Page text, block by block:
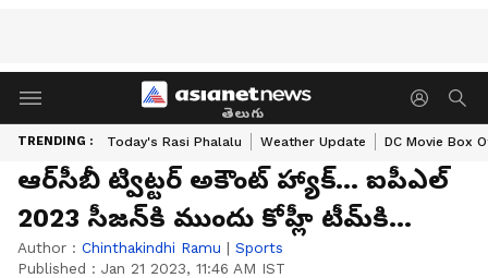
తెలుగు
TRENDING : Today's Rasi Phalalu Weather Update DC Movie Box
ఆర్‌సీబీ ట్విట్టర్ అకౌంట్ హ్యాక్... ఐపీఎల్
2023 సీజన్‌కి ముందు కోహ్లీ టీమ్‌కి...
Author : Chinthakindhi Ramu | Sports
Published : Jan 21 2023, 11:46 AM IST